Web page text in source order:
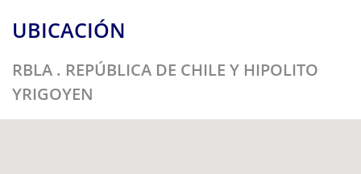
UBICACIÓN
RBLA . REPÚBLICA DE CHILE Y HIPOLITO
YRIGOYEN